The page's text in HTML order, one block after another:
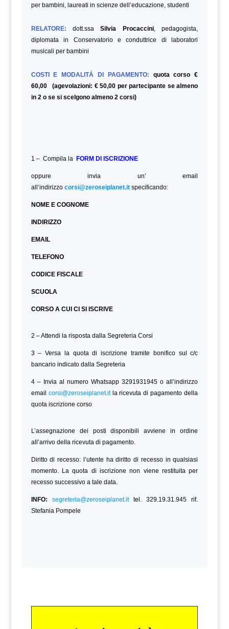
per bambini, laureati in scienze dell’educazione, studenti
RELATORE: dott.ssaSilvia Procaccini, pedagogista,
diplomata in Conservatorio e conduttrice di laboratori
musicali per bambini
COSTI E MODALITÁ DI PAGAMENTO:
quota corso €
60,00 (agevolazioni: € 50,00 per partecipante se almeno
in 2 o se si scelgono almeno 2 corsi)
1 – Compila la FORM DI ISCRIZIONE
oppure invia un’ email
all’indirizzo corsi@zeroseiplanet.itspecificando:
NOME E COGNOME
INDIRIZZO
EMAIL
TELEFONO
CODICE FISCALE
SCUOLA
CORSO A CUI CI SI ISCRIVE
2 – Attendi la risposta dalla Segreteria Corsi
3 – Versa la quota di iscrizione tramite bonifico sul c/c
bancario indicato dalla Segreteria
4 – Invia al numero Whatsapp 3291931945 o all’indirizzo
email corsi@zeroseiplanet.itla ricevuta di pagamento della
quota iscrizione corso
L’assegnazione dei posti disponibili avviene in ordine
all’arrivo della ricevuta di pagamento.
Diritto di recesso: l’utente ha diritto di recesso in qualsiasi
momento. La quota di iscrizione non viene restituita per
recesso successivo a tale data.
INFO: segreteria@zeroseiplanet.ittel. 329.19.31.945 rif.
Stefania Pompele